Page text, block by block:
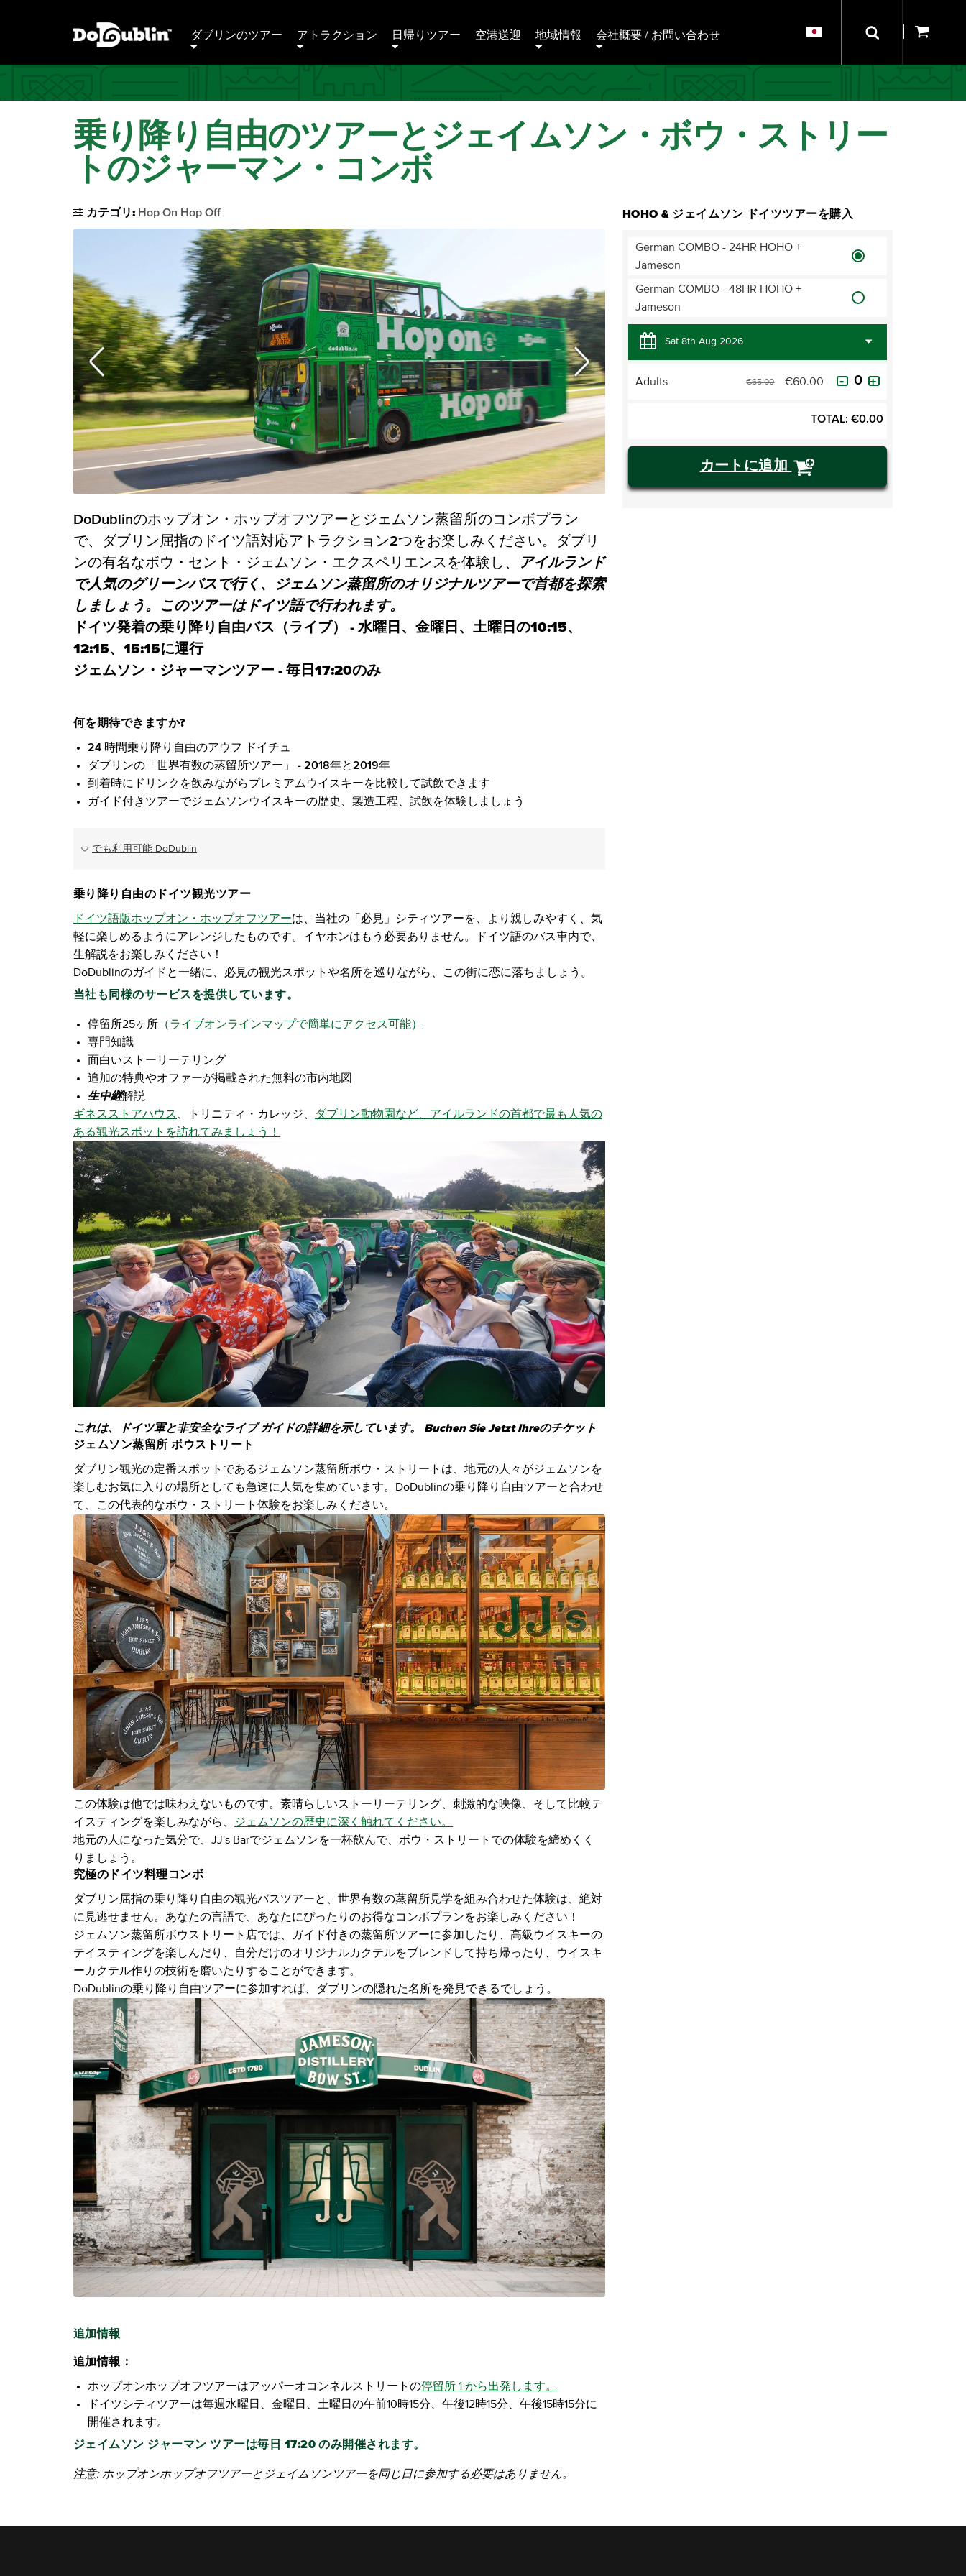
ダブリンのツアー アトラクション 日帰りツアー 空港送迎 地域情報 会社概要 / お問い合わせ
乗り降り自由のツアーとジェイムソン・ボウ・ストリー
トのジャーマン・コンボ
カテゴリ: Hop On Hop Off
DoDublinのホップオン・ホップオフツアーとジェムソン蒸留所のコンボプラン
で、ダブリン屈指のドイツ語対応アトラクション2つをお楽しみください。ダブリ
ンの有名なボウ・セント・ジェムソン・エクスペリエンスを体験し、
アイルランド
で人気のグリーンバスで行く、ジェムソン蒸留所のオリジナルツアーで首都を探索
しましょう。このツアーはドイツ語で行われます。
ドイツ発着の乗り降り自由バス（ライブ） - 水曜日、金曜日、土曜日の10:15、
12:15、15:15に運行
ジェムソン・ジャーマンツアー - 毎日17:20のみ
何を期待できますか?
24 時間乗り降り自由のアウフ ドイチュ
ダブリンの「世界有数の蒸留所ツアー」 - 2018年と2019年
到着時にドリンクを飲みながらプレミアムウイスキーを比較して試飲できます
ガイド付きツアーでジェムソンウイスキーの歴史、製造工程、試飲を体験しましょう
でも利用可能 DoDublin
乗り降り自由のドイツ観光ツアー
ドイツ語版ホップオン・ホップオフツアーは、当社の「必見」シティツアーを、より親しみやすく、気
軽に楽しめるようにアレンジしたものです。イヤホンはもう必要ありません。ドイツ語のバス車内で、
生解説をお楽しみください！
DoDublinのガイドと一緒に、必見の観光スポットや名所を巡りながら、この街に恋に落ちましょう。
当社も同様のサービスを提供しています。
停留所25ヶ所 （ライブオンラインマップで簡単にアクセス可能）
専門知識
面白いストーリーテリング
追加の特典やオファーが掲載された無料の市内地図
生中継解説
ギネスストアハウス
、トリニティ・カレッジ、
ダブリン動物園など、アイルランドの首都で最も人気の
ある観光スポットを訪れてみましょう！
これは、ドイツ軍と非安全なライブ ガイドの詳細を示しています。 Buchen Sie Jetzt Ihreのチケット
ジェムソン蒸留所 ボウストリート
ダブリン観光の定番スポットであるジェムソン蒸留所ボウ・ストリートは、地元の人々がジェムソンを
楽しむお気に入りの場所としても急速に人気を集めています。DoDublinの乗り降り自由ツアーと合わせ
て、この代表的なボウ・ストリート体験をお楽しみください。
この体験は他では味わえないものです。素晴らしいストーリーテリング、刺激的な映像、そして比較テ
イスティングを楽しみながら、
ジェムソンの歴史に深く触れてください。
地元の人になった気分で、JJ's Barでジェムソンを一杯飲んで、ボウ・ストリートでの体験を締めくく
りましょう。
究極のドイツ料理コンボ
ダブリン屈指の乗り降り自由の観光バスツアーと、世界有数の蒸留所見学を組み合わせた体験は、絶対
に見逃せません。あなたの言語で、あなたにぴったりのお得なコンボプランをお楽しみください！
ジェムソン蒸留所ボウストリート店では、ガイド付きの蒸留所ツアーに参加したり、高級ウイスキーの
テイスティングを楽しんだり、自分だけのオリジナルカクテルをブレンドして持ち帰ったり、ウイスキ
ーカクテル作りの技術を磨いたりすることができます。
DoDublinの乗り降り自由ツアーに参加すれば、ダブリンの隠れた名所を発見できるでしょう。
追加情報
追加情報：
ホップオンホップオフツアーはアッパーオコンネルストリートの停留所 1 から出発します。
ドイツシティツアーは毎週水曜日、金曜日、土曜日の午前10時15分、午後12時15分、午後15時15分に
開催されます。
ジェイムソン ジャーマン ツアーは毎日 17:20 のみ開催されます。
注意: ホップオンホップオフツアーとジェイムソンツアーを同じ日に参加する必要はありません。
HOHO & ジェイムソン ドイツツアーを購入
German COMBO - 24HR HOHO +
Jameson
German COMBO - 48HR HOHO +
Jameson
Adults €65.00 €60.00
TOTAL: €0.00
カートに追加